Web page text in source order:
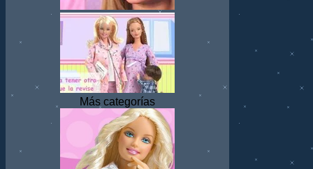
Más categorías